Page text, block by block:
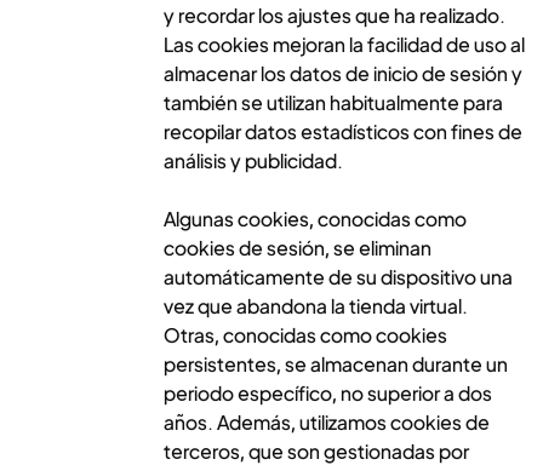
y recordar los ajustes que ha realizado.
Las cookies mejoran la facilidad de uso al
almacenar los datos de inicio de sesión y
también se utilizan habitualmente para
recopilar datos estadísticos con fines de
análisis y publicidad.
Algunas cookies, conocidas como
cookies de sesión, se eliminan
automáticamente de su dispositivo una
vez que abandona la tienda virtual.
Otras, conocidas como cookies
persistentes, se almacenan durante un
periodo específico, no superior a dos
años. Además, utilizamos cookies de
terceros, que son gestionadas por